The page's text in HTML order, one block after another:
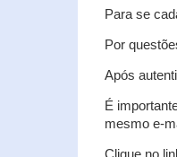
Para se
Por
Após
É
mesmo e-